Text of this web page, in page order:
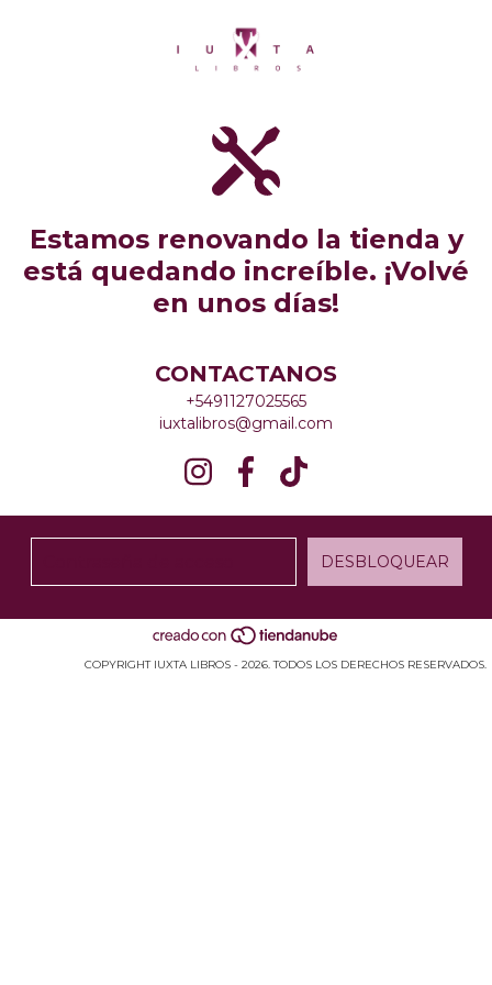
Estamos renovando la tienda y
está quedando increíble. ¡Volvé
en unos días!
CONTACTANOS
+5491127025565
iuxtalibros@gmail.com
COPYRIGHT IUXTA LIBROS - 2026. TODOS LOS DERECHOS RESERVADOS.